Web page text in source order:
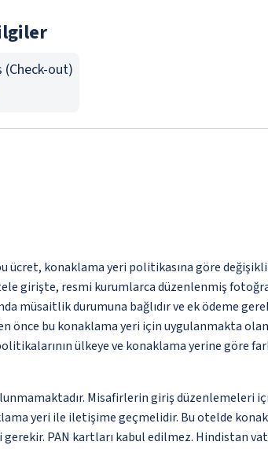
(Check-out)
ücret, konaklama yeri politikasına göre
girişte, resmi kurumlarca düzenlenmiş
müsaitlik durumuna bağlıdır ve ek ödeme
önce bu konaklama yeri için uygulanmakta
ülkeye ve konaklama yerine göre
Misafirlerin giriş düzenlemeleri
yeri ile iletişime geçmelidir. Bu otelde
PAN kartları kabul edilmez. Hindistan